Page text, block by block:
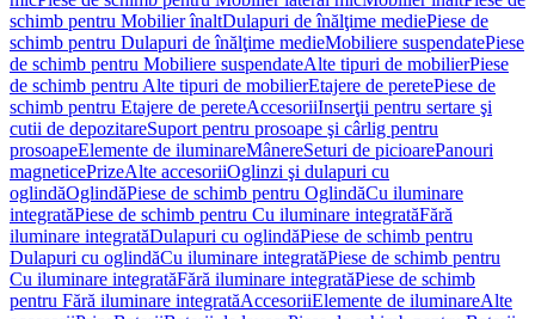
schimb pentru Mobilier înaltDulapuri de înălţime mediePiese de
schimb pentru Dulapuri de înălţime medieMobiliere suspendatePiese
de schimb pentru Mobiliere suspendateAlte tipuri de mobilierPiese
de schimb pentru Alte tipuri de mobilierEtajere de peretePiese de
schimb pentru Etajere de pereteAccesoriiInserţii pentru sertare şi
cutii de depozitareSuport pentru prosoape şi cârlig pentru
prosoapeElemente de iluminareMânereSeturi de picioarePanouri
magneticePrizeAlte accesoriiOglinzi şi dulapuri cu
oglindăOglindăPiese de schimb pentru OglindăCu iluminare
integratăPiese de schimb pentru Cu iluminare integratăFără
iluminare integratăDulapuri cu oglindăPiese de schimb pentru
Dulapuri cu oglindăCu iluminare integratăPiese de schimb pentru
Cu iluminare integratăFără iluminare integratăPiese de schimb
pentru Fără iluminare integratăAccesoriiElemente de iluminareAlte